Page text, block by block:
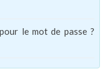
le mot de passe ?